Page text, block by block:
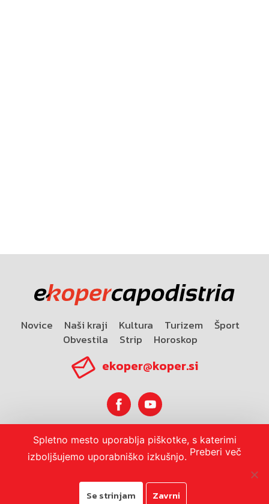
Novice Naši kraji Kultura Turizem
Šport
Obvestila
Strip Horoskop
ekoper@koper.si
Horoskop
Spletno mesto uporablja piškotke, s katerimi
izboljšujemo uporabniško izkušnjo. Preberi več
Se strinjam Zavrni